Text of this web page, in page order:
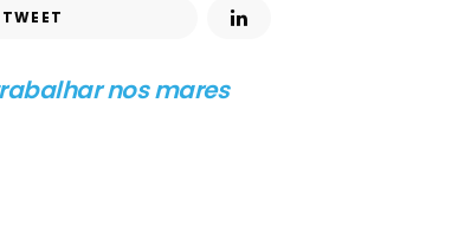
TWEET
nos mares